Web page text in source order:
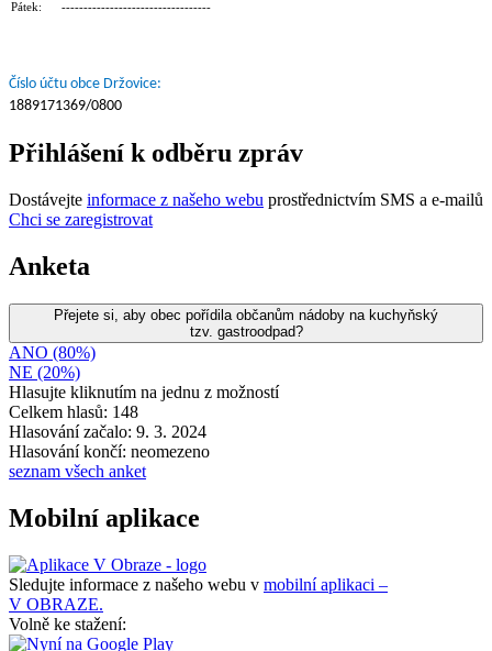
Pátek: ----------------------------------
Číslo účtu obce Držovice:
1889171369/0800
Přihlášení k odběru zpráv
Dostávejte informace z našeho webu prostřednictvím SMS a e-mailů
Chci se zaregistrovat
Anketa
Přejete si, aby obec pořídila občanům nádoby na kuchyňský
tzv. gastroodpad?
ANO (80%)
NE (20%)
Hlasujte kliknutím na jednu z možností
Celkem hlasů: 148
Hlasování začalo: 9. 3. 2024
Hlasování končí: neomezeno
seznam všech anket
Mobilní aplikace
Sledujte informace z našeho webu v mobilní aplikaci –
V OBRAZE.
Volně ke stažení: